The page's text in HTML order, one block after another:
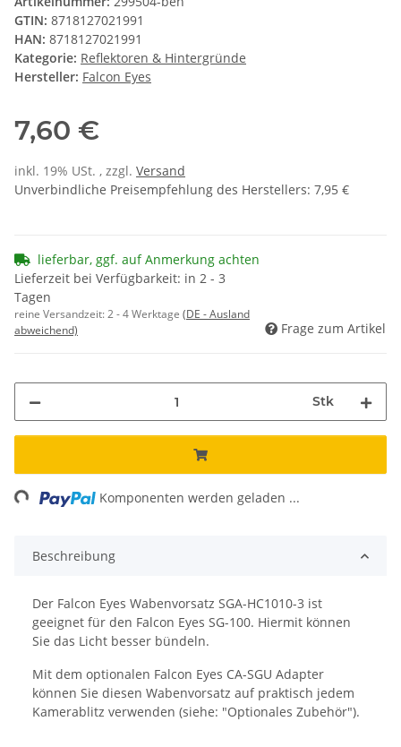
GTIN: 8718127021991
HAN: 8718127021991
Kategorie: Reflektoren & Hintergründe
Hersteller: Falcon Eyes
7,60 €
inkl. 19% USt. , zzgl. Versand
Unverbindliche Preisempfehlung des Herstellers: 7,95 €
lieferbar, ggf. auf Anmerkung achten
Lieferzeit bei Verfügbarkeit: in 2 - 3
Tagen
reine Versandzeit:2 - 4 Werktage (DE - Ausland
abweichend)
Frage zum Artikel
Stk
Komponenten werden geladen ...
Beschreibung
Der Falcon Eyes Wabenvorsatz SGA-HC1010-3 ist
geeignet für den Falcon Eyes SG-100. Hiermit können
Sie das Licht besser bündeln.
Mit dem optionalen Falcon Eyes CA-SGU Adapter
können Sie diesen Wabenvorsatz auf praktisch jedem
Kamerablitz verwenden (siehe: "Optionales Zubehör").